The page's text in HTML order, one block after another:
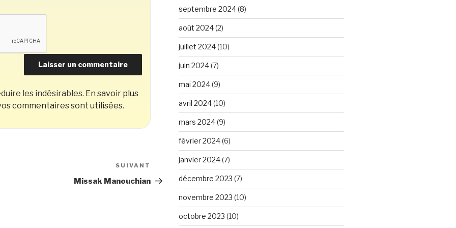
les indésirables. En savoir plus
commentaires sont utilisées.
Article
suivant
SUIVANT
Missak Manouchian
septembre 2024(8)
août 2024(2)
juillet 2024(10)
juin 2024(7)
mai 2024(9)
avril 2024(10)
mars 2024(9)
février 2024(6)
janvier 2024(7)
décembre 2023 (7)
novembre 2023 (10)
octobre 2023 (10)